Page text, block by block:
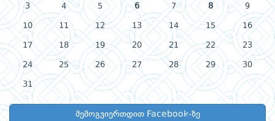
3 4 5 6 7 8 9
10 11 12 13 14 15 16
17 18 19 20 21 22 23
24 25 26 27 28 29 30
31
შემოგვიერთდით Facebook-ზე